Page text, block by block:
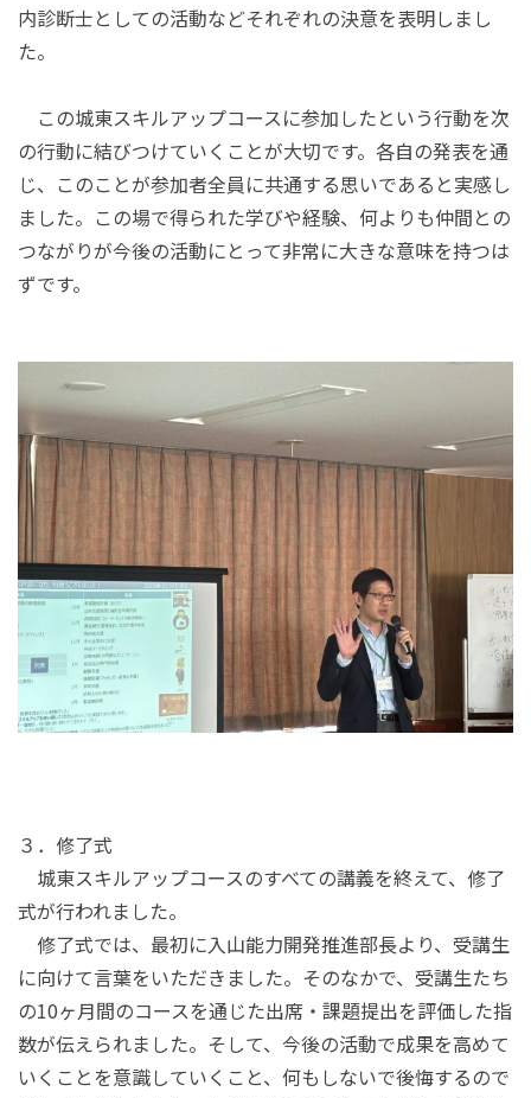
内診断士としての活動などそれぞれの決意を表明しまし
た。
この城東スキルアップコースに参加したという行動を次
の行動に結びつけていくことが大切です。各自の発表を通
じ、このことが参加者全員に共通する思いであると実感し
ました。この場で得られた学びや経験、何よりも仲間との
つながりが今後の活動にとって非常に大きな意味を持つは
ずです。
３．修了式
城東スキルアップコースのすべての講義を終えて、修了
式が行われました。
修了式では、最初に入山能力開発推進部長より、受講生
に向けて言葉をいただきました。そのなかで、受講生たち
の10ヶ月間のコースを通じた出席・課題提出を評価した指
数が伝えられました。そして、今後の活動で成果を高めて
いくことを意識していくこと、何もしないで後悔するので